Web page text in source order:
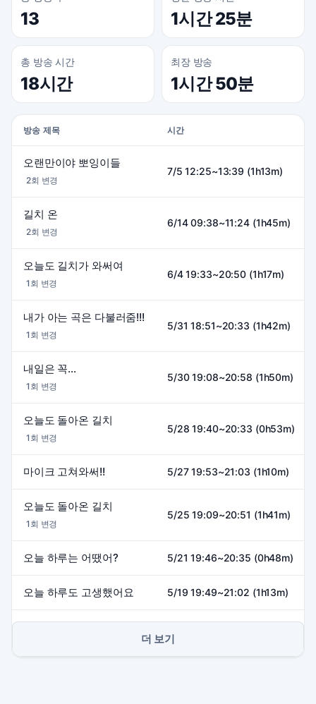
13 1시간 25분
총 방송 시간
18시간
최장 방송
1시간 50분
방송 제목 시간
오랜만이야 뽀잉이들
2회 변경
7/5 12:25~13:39 (1h13m)
길치 온
2회 변경
6/14 09:38~11:24 (1h45m)
오늘도 길치가 와써여
1회 변경
6/4 19:33~20:50 (1h17m)
내가 아는 곡은 다불러줌!!!
1회 변경
5/31 18:51~20:33 (1h42m)
내일은 꼭...
1회 변경
5/30 19:08~20:58 (1h50m)
오늘도 돌아온 길치
1회 변경
5/28 19:40~20:33 (0h53m)
마이크 고쳐와써!! 5/27 19:53~21:03 (1h10m)
오늘도 돌아온 길치
1회 변경
5/25 19:09~20:51 (1h41m)
오늘 하루는 어땠어? 5/21 19:46~20:35 (0h48m)
오늘 하루도 고생했어요 5/19 19:49~21:02 (1h13m)
더 보기